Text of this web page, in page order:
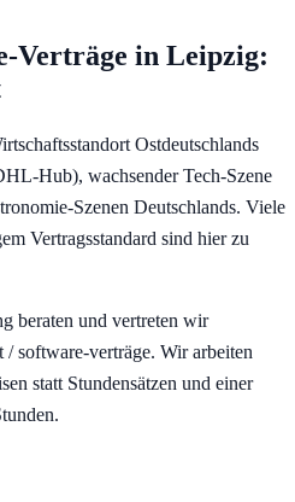
Verträge in Leipzig:
Ostdeutschlands
Hub), wachsender Tech-Szene
Szenen Deutschlands. Viele
Vertragsstandard sind hier zu
beraten und vertreten wir
software-verträge. Wir arbeiten
statt Stundensätzen und einer